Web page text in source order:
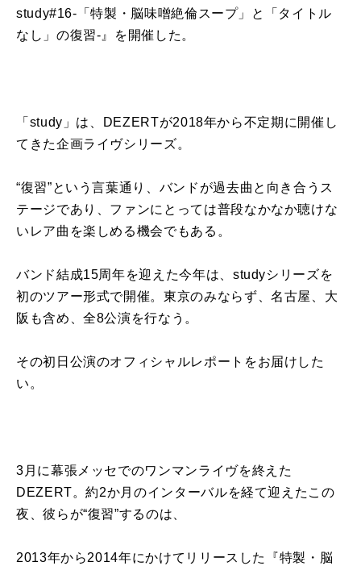
study#16-「特製・脳味噌絶倫スープ」と「タイトル
なし」の復習-』を開催した。
「study」は、DEZERTが2018年から不定期に開催し
てきた企画ライヴシリーズ。
“復習”という言葉通り、バンドが過去曲と向き合うス
テージであり、ファンにとっては普段なかなか聴けな
いレア曲を楽しめる機会でもある。
バンド結成15周年を迎えた今年は、studyシリーズを
初のツアー形式で開催。東京のみならず、名古屋、大
阪も含め、全8公演を行なう。
その初日公演のオフィシャルレポートをお届けした
い。
3月に幕張メッセでのワンマンライヴを終えた
DEZERT。約2か月のインターバルを経て迎えたこの
夜、彼らが“復習”するのは、
2013年から2014年にかけてリリースした『特製・脳